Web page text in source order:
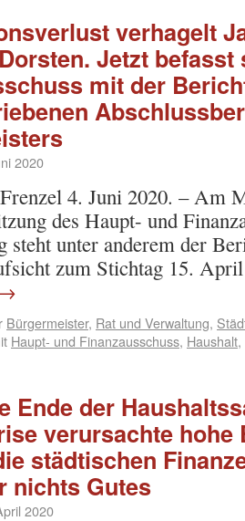
verhagelt
Jetzt
mit der
2020
4. Juni 2020. – Am
des Haupt- und
steht unter anderem der
zum Stichtag 15.
Bürgermeister, Rat und Verwaltung,
Haupt- und Finanzausschuss, Haushalt,
Ende der
verursachte hohe
städtischen
nichts Gutes
2020